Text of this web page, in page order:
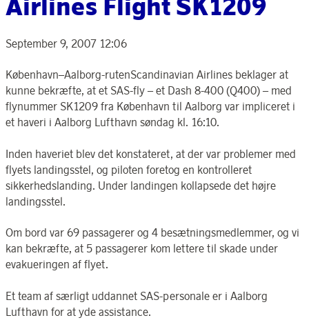
Airlines Flight SK1209
September 9, 2007 12:06
København–Aalborg-rutenScandinavian Airlines beklager at
kunne bekræfte, at et SAS-fly – et Dash 8-400 (Q400) – med
flynummer SK1209 fra København til Aalborg var impliceret i
et haveri i Aalborg Lufthavn søndag kl. 16:10.
Inden haveriet blev det konstateret, at der var problemer med
flyets landingsstel, og piloten foretog en kontrolleret
sikkerhedslanding. Under landingen kollapsede det højre
landingsstel.
Om bord var 69 passagerer og 4 besætningsmedlemmer, og vi
kan bekræfte, at 5 passagerer kom lettere til skade under
evakueringen af flyet.
Et team af særligt uddannet SAS-personale er i Aalborg
Lufthavn for at yde assistance.